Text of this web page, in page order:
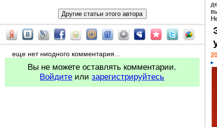
еще нет ниодного комментария...
Вы не можете оставлять комментарии.
Войдите илизарегистрируйтесь